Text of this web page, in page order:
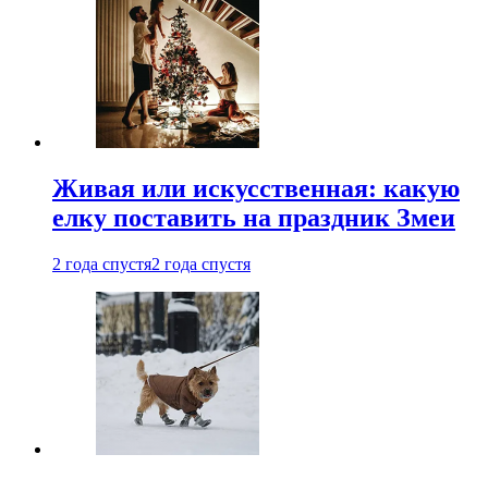
Живая или искусственная: какую
елку поставить на праздник Змеи
2 года спустя2 года спустя